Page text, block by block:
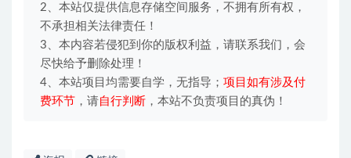
2、本站仅提供信息存储空间服务，不拥有所有权，
不承担相关法律责任！
3、本内容若侵犯到你的版权利益，请联系我们，会
尽快给予删除处理！
4、本站项目均需要自学，无指导； 项目如有涉及付
费环节 ，请自行判断 ，本站不负责项目的真伪！